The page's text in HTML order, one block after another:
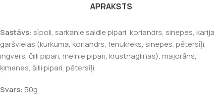
APRAKSTS
Sastāvs: sīpoli, sarkanie saldie pipari, koriandrs, sinepes, karija
garšvielas (kurkuma, koriandrs, fenukreks, sinepes, pētersīļi,
ingvers, čilli pipari, melnie pipari, krustnagliņas), majorāns,
ķimenes, šilli pipari, pētersīļi.
Svars:50g